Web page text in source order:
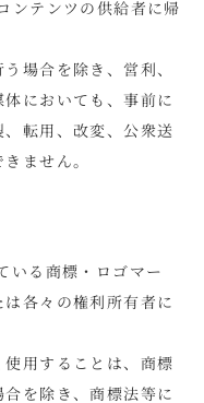
ンテンツの供給者に帰
場合を除き、営利、
においても、事前に
転用、改変、公衆送
ません。
いる商標・ロゴマー
各々の権利所有者に
用することは、商標
を除き、商標法等に